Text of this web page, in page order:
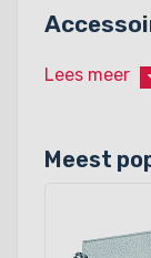
Lees meer
Meest